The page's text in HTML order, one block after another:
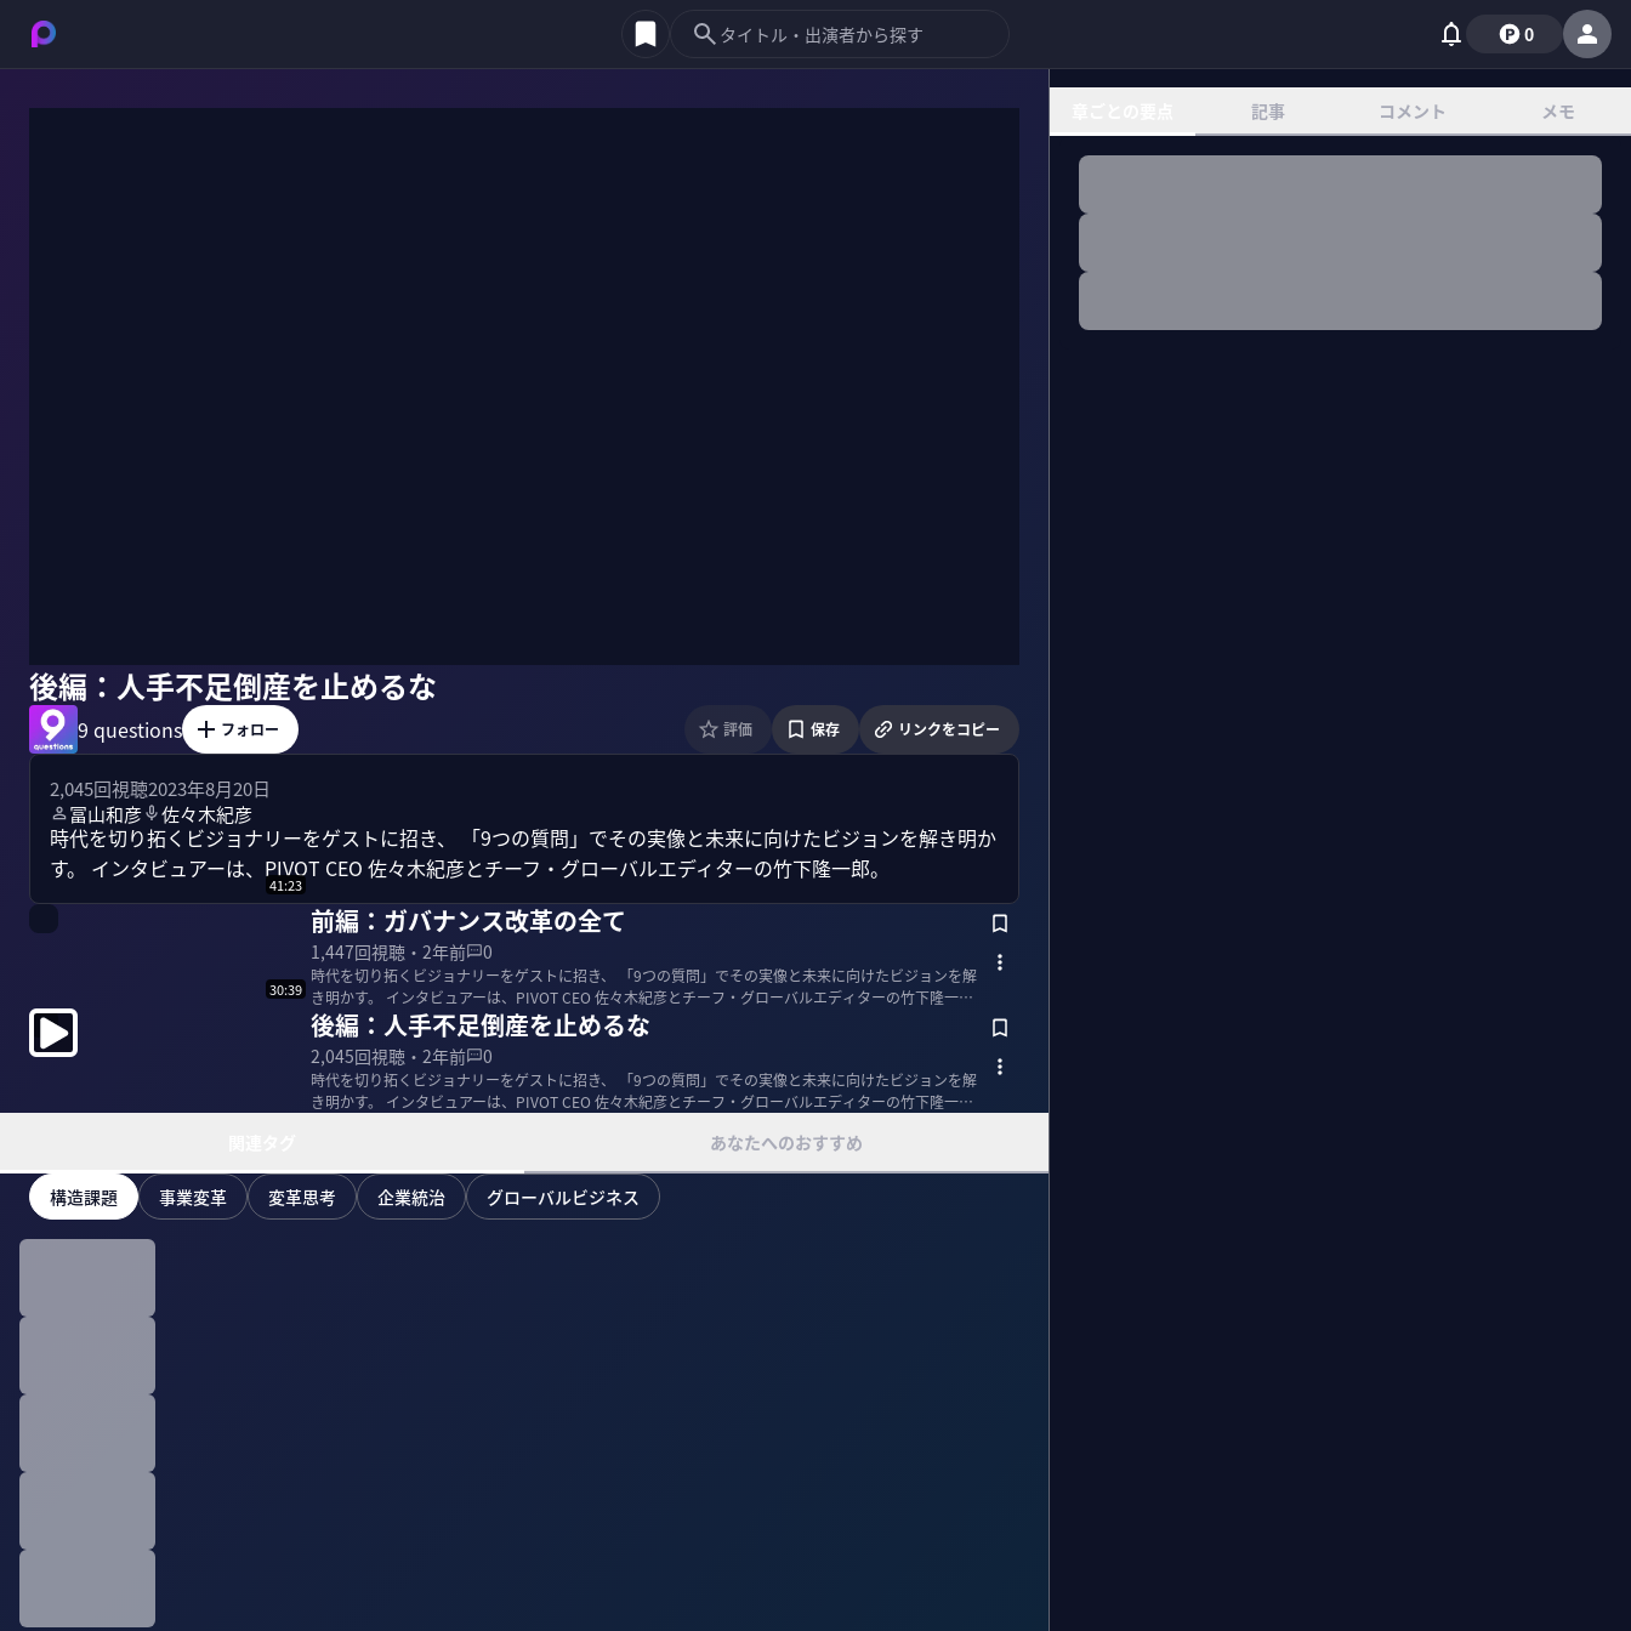
0
後編：人手不足倒産を止めるな
9 questions フォロー 評価 保存 リンクをコピー
2,045回視聴2023年8月20日
冨山和彦
佐々木紀彦
時代を切り拓くビジョナリーをゲストに招き、 「9つの質問」でその実像と未来に向けたビジョンを解き明か
す。 インタビュアーは、PIVOT CEO 佐々木紀彦とチーフ・グローバルエディターの竹下隆一郎。
41:23
前編：ガバナンス改革の全て
1,447回視聴・ 2年前 0
時代を切り拓くビジョナリーをゲストに招き、 「9つの質問」でその実像と未来に向けたビジョンを解
き明かす。 インタビュアーは、PIVOT CEO 佐々木紀彦とチーフ・グローバルエディターの竹下隆一
郎。 ...
30:39
後編：人手不足倒産を止めるな
2,045回視聴・ 2年前 0
時代を切り拓くビジョナリーをゲストに招き、 「9つの質問」でその実像と未来に向けたビジョンを解
き明かす。 インタビュアーは、PIVOT CEO 佐々木紀彦とチーフ・グローバルエディターの竹下隆一
あなたへのおすすめ
構造課題 事業変革 変革思考 企業統治 グローバルビジネス
記事 コメント メモ